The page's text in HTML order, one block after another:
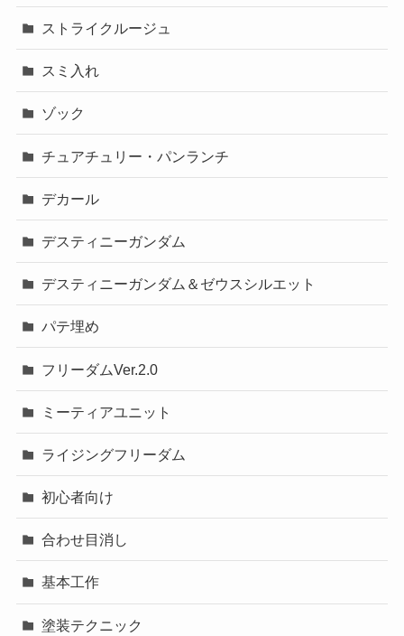
ストライクルージュ
スミ入れ
ゾック
チュアチュリー・パンランチ
デカール
デスティニーガンダム
デスティニーガンダム＆ゼウスシルエット
パテ埋め
フリーダムVer.2.0
ミーティアユニット
ライジングフリーダム
初心者向け
合わせ目消し
基本工作
塗装テクニック